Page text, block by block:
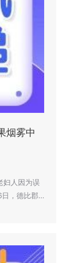
烟雾中
妇人因为误
，德比郡…